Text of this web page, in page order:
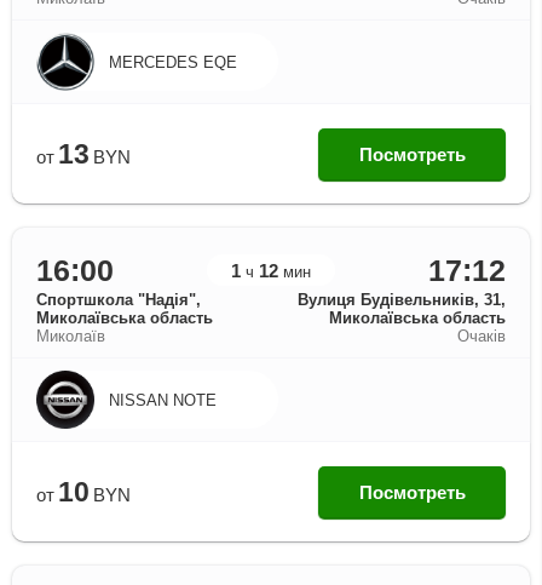
MERCEDES EQE
от 13 BYN Посмотреть
16:00 1 ч 12 мин 17:12
Спортшкола "Надiя",
Миколаївська область
Вулиця Будівельників, 31,
Миколаївська область
Миколаїв
Очаків
NISSAN NOTE
от 10 BYN Посмотреть